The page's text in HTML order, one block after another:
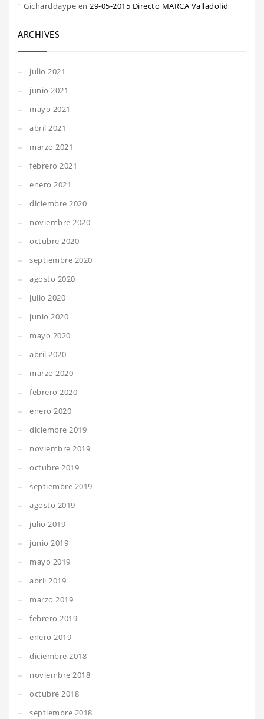
Gicharddaype en 29-05-2015 Directo MARCA Valladolid
ARCHIVES
julio 2021
junio 2021
mayo 2021
abril 2021
marzo 2021
febrero 2021
enero 2021
diciembre 2020
noviembre 2020
octubre 2020
septiembre 2020
agosto 2020
julio 2020
junio 2020
mayo 2020
abril 2020
marzo 2020
febrero 2020
enero 2020
diciembre 2019
noviembre 2019
octubre 2019
septiembre 2019
agosto 2019
julio 2019
junio 2019
mayo 2019
abril 2019
marzo 2019
febrero 2019
enero 2019
diciembre 2018
noviembre 2018
octubre 2018
septiembre 2018